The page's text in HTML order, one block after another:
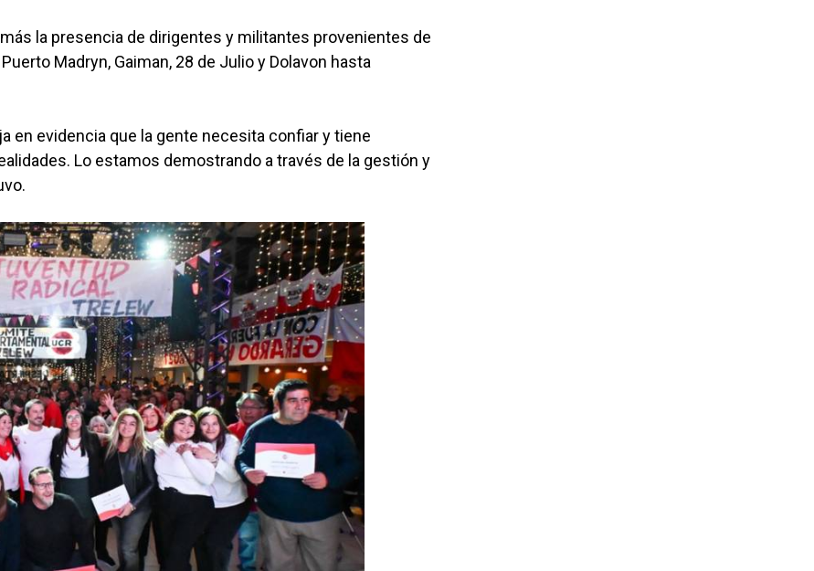
la presencia de dirigentes y militantes provenientes de
Madryn, Gaiman, 28 de Julio y Dolavon hasta
en evidencia que la gente necesita confiar y tiene
Lo estamos demostrando a través de la gestión y